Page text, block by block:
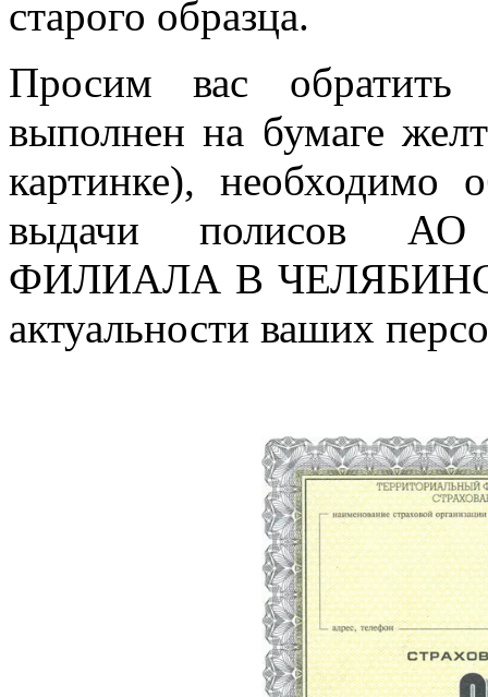
старого образца.
Просим вас
выполнен на бумаге
картинке), необходимо
выдачи полисов
ФИЛИАЛА В
актуальности ваших